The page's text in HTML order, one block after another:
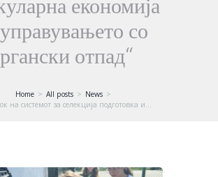
економија
со
отпад“
Home All posts
News
на системот за селекција подготовка и...